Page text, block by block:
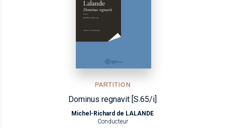
PARTITION
Dominus regnavit [S.65/i]
Michel-Richard de LALANDE
Conducteur